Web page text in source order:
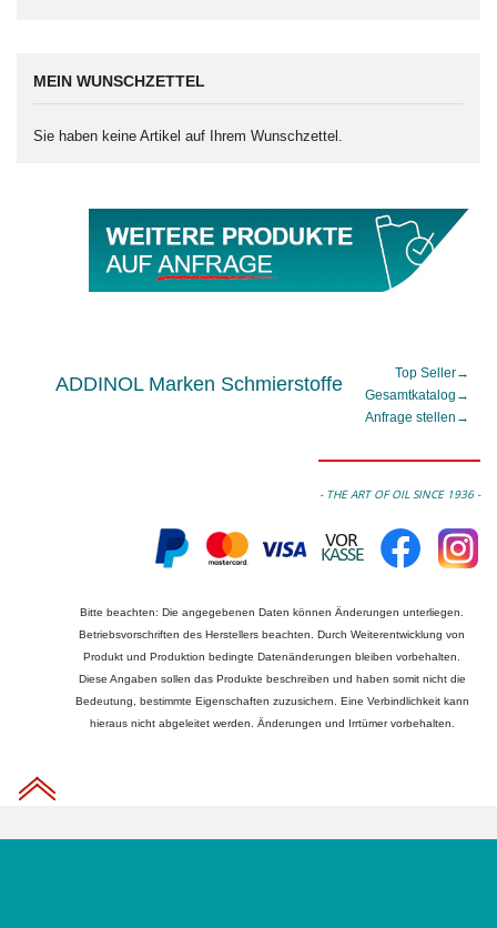
MEIN WUNSCHZETTEL
Sie haben keine Artikel auf Ihrem Wunschzettel.
ADDINOL Marken Schmierstoffe Top Seller→
Gesamtkatalog →
Anfrage stellen →
- THE ART OF OIL SINCE 1936 -
Bitte beachten: Die angegebenen Daten können Änderungen unterliegen.
Betriebsvorschriften des Herstellers beachten. Durch Weiterentwicklung von
Produkt und Produktion bedingte Datenänderungen bleiben vorbehalten.
Diese Angaben sollen das Produkte beschreiben und haben somit nicht die
Bedeutung, bestimmte Eigenschaften zuzusichern. Eine Verbindlichkeit kann
hieraus nicht abgeleitet werden. Änderungen und Irrtümer vorbehalten.